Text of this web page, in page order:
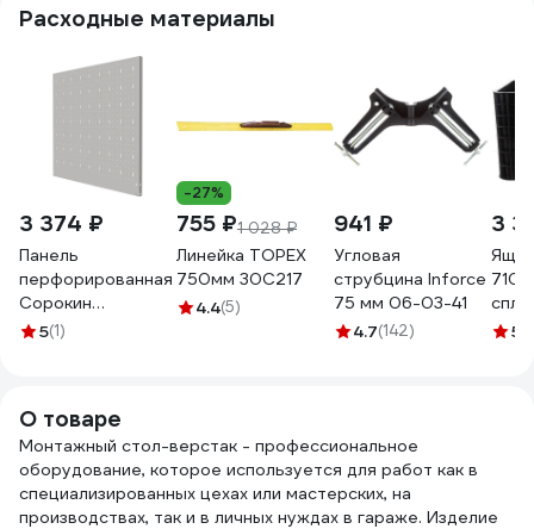
Расходные материалы
3 374 ₽
Панель
перфорированная
Сорокин
квадратная
5(1)
-27%
755 ₽1 028 ₽
Линейка TOPEX
750мм 30C217
4.4(5)
941 ₽
Угловая
струбцина Inforce
75 мм 06-03-41
4.7(142)
3
5
О товаре
Монтажный стол-верстак - профессиональное
оборудование, которое используется для работ как в
специализированных цехах или мастерских, на
производствах, так и в личных нуждах в гараже. Изделие